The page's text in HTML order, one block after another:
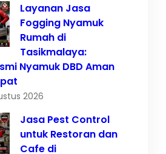
Layanan Jasa
Fogging Nyamuk
Rumah di
Tasikmalaya:
Nyamuk DBD Aman
2026
Jasa Pest Control
untuk Restoran dan
Cafe di